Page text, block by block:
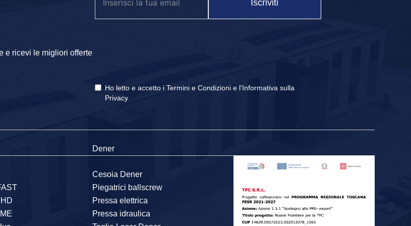
e ricevi le migliori offerte
Iscriviti
Ho letto e accetto iTermini e Condizioni e l'Informativa sulla
Privacy
Dener
Cesoia Dener
Piegatrici ballscrew
Pressa elettrica
Pressa idraulica